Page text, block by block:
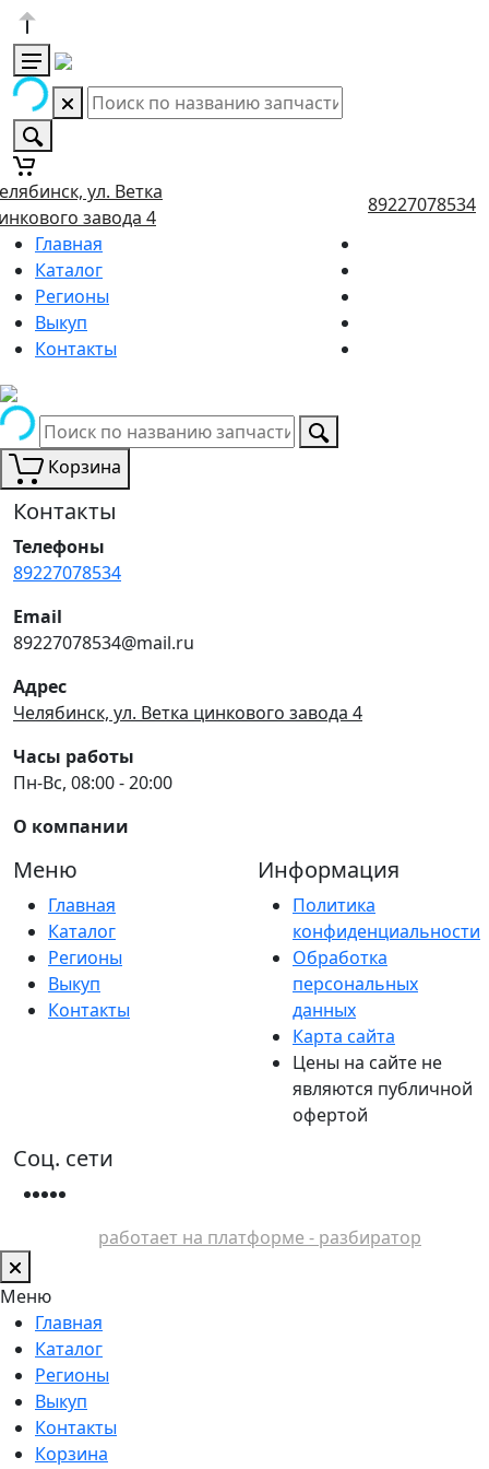
ул. Ветка
завода 4
89227078534
Главная
Каталог
Регионы
Выкуп
Контакты
Корзина
Контакты
Телефоны
89227078534
Email
89227078534@mail.ru
Адрес
Челябинск, ул. Ветка цинкового завода 4
Часы работы
Пн-Вс, 08:00 - 20:00
О компании
Меню
Главная
Каталог
Регионы
Выкуп
Контакты
Информация
Политика
конфиденциальности
Обработка
персональных
данных
Карта сайта
Цены на сайте не
являются публичной
офертой
Соц. сети
работает на платформе - разбиратор
Меню
Главная
Каталог
Регионы
Выкуп
Контакты
Корзина